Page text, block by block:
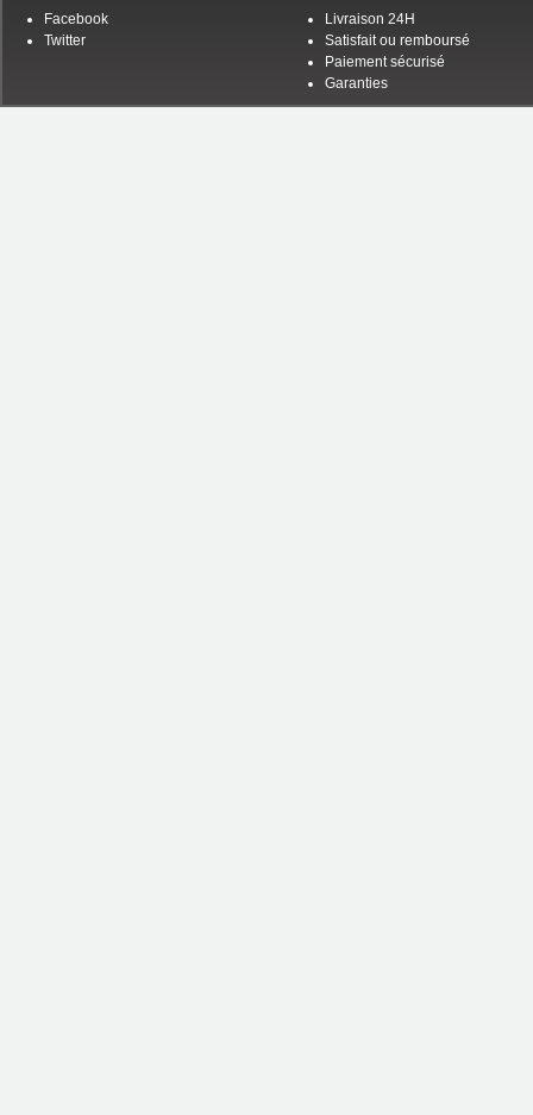
Facebook
Twitter
Livraison 24H
Satisfait ou remboursé
Paiement sécurisé
Garanties